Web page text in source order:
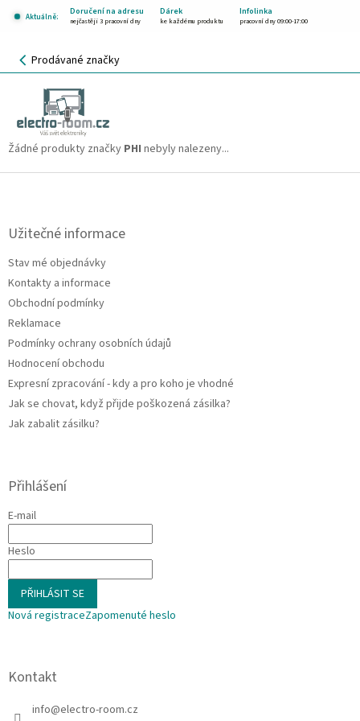
Aktuálně:
Doručení na adresu Dárek Infolinka
nejčastěji 3 pracovní dny ke každému produktu pracovní dny 09:00-17:00
NÁKUPNÍ
KOŠÍK
Prodávané značky
Žádné produkty značky PHI nebyly nalezeny...
Z
Užitečné informace
Stav mé objednávky
Kontakty a informace
Obchodní podmínky
Reklamace
Podmínky ochrany osobních údajů
Hodnocení obchodu
Expresní zpracování - kdy a pro koho je vhodné
Jak se chovat, když přijde poškozená zásilka?
Jak zabalit zásilku?
Přihlášení
E-mail
Heslo
PŘIHLÁSIT SE
Nová registraceZapomenuté heslo
Kontakt
info@electro-room.cz